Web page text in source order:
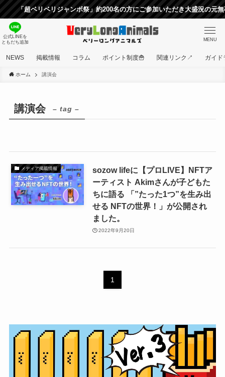
「超ベリベリジャンボ祭」約200名の方にご参加いただき大盛況の元無事
公式LINEを
ともだち追加
MENU
NEWS 掲載情報 コラム ポイント制度🍟 関連リンク↗ ガイド
ホーム 講演会
講演会 – tag –
メディア掲載情報
sozow lifeに【プロLIVE】NFTア
ーティスト Akimさんが子どもた
ちに語る 「”たった1つ”を生み出
せる NFTの世界！」が公開され
ました。
2022年9月20日
1